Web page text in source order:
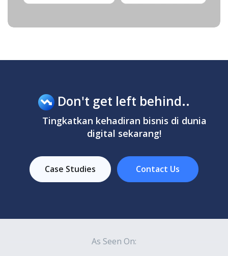
Don't get left behind..
Tingkatkan kehadiran bisnis di dunia
digital sekarang!
Case Studies Contact Us
As Seen On: